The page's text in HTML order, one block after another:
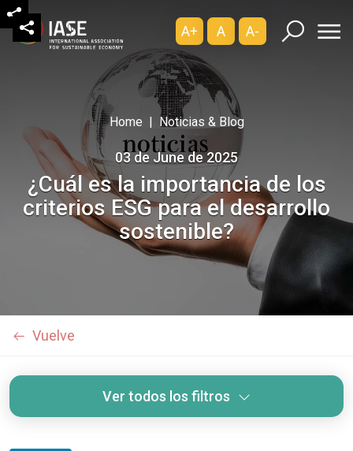
A+ A A-
Home Noticias & Blog
03 de June de 2025
¿Cuál es la importancia de los
criterios ESG para el desarrollo
sostenible?
Vuelve
Ver todos los filtros